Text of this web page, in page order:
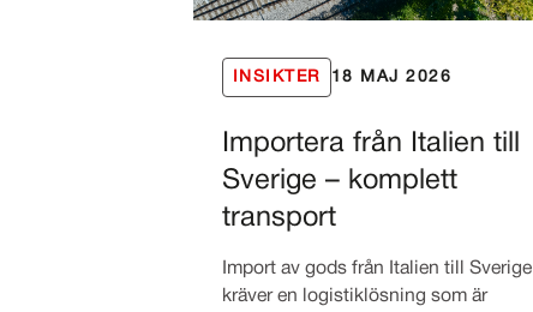
INSIKTER 18 MAJ 2026
Importera från Italien till
Sverige – komplett
transport
Import av gods från Italien till Sverige
kräver en logistiklösning som är